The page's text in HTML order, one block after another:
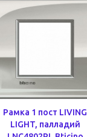
Рамка 1 пост LIVING
LIGHT, палладий